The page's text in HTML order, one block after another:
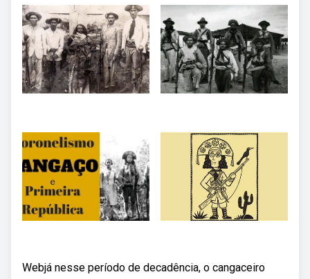
Webjá nesse período de decadência, o cangaceiro